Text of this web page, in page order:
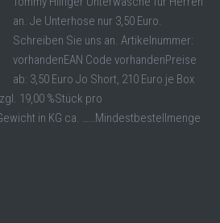
an. Je Unterhose nur 3,50 Euro.
Schreiben Sie uns an. Artikelnummer:
vorhandenEAN Code vorhandenPreise
ab: 3,50 Euro Jo Short, 210 Euro je Box
19,00 %Stück pro
in KG ca. ……Mindestbestellmenge